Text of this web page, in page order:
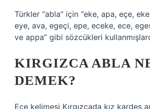
Türkler “abla” için “eke, apa, eçe,
eye, ava, egeçi, epe, eceke, ece,
ve appa” gibi sözcükleri
KIRGIZCA ABLA
DEMEK?
Ece kelimesi Kırgızcada kız kardeş